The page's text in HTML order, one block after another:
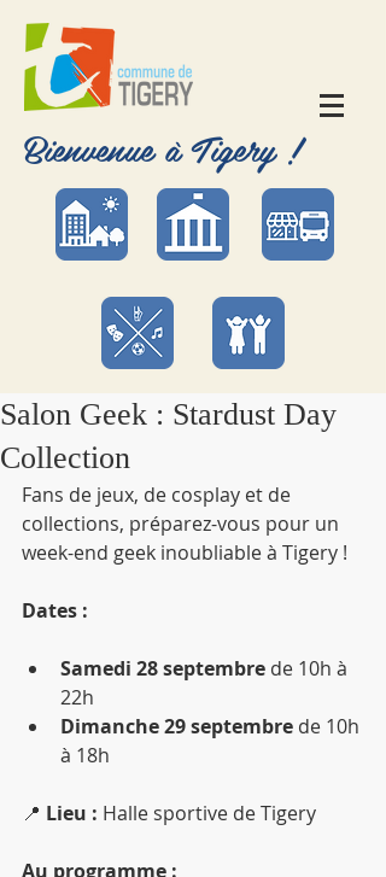
Bienvenue à Tigery !
Salon Geek : Stardust Day
Collection
Fans de jeux, de cosplay et de
collections, préparez-vous pour un
week-end geek inoubliable à Tigery !
Dates :
Samedi 28 septembre de 10h à
22h
Dimanche 29 septembre de 10h
à 18h
📍 Lieu : Halle sportive de Tigery
Au programme :